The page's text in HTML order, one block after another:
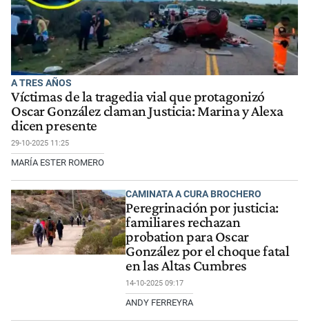
A TRES AÑOS
Víctimas de la tragedia vial que protagonizó
Oscar González claman Justicia: Marina y Alexa
dicen presente
29-10-2025 11:25
MARÍA ESTER ROMERO
CAMINATA A CURA BROCHERO
Peregrinación por justicia:
familiares rechazan
probation para Oscar
González por el choque fatal
en las Altas Cumbres
14-10-2025 09:17
ANDY FERREYRA